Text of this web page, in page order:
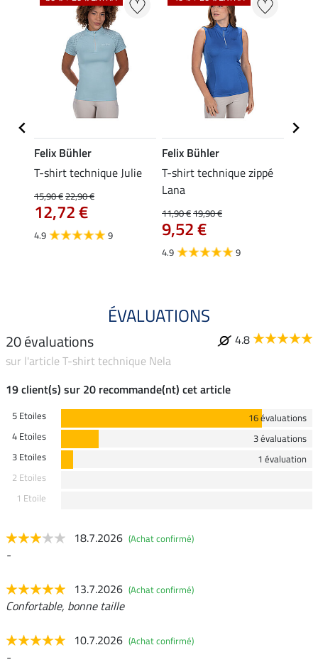
Felix Bühler
T-shirt technique Julie
15,90 €22,90 €
12,72 €
4.9 9
Felix Bühler
T-shirt technique zippé
Lana
11,90 €19,90 €
9,52 €
4.9 9
ÉVALUATIONS
20 évaluations
4.8
sur l'article T-shirt technique Nela
19 client(s) sur 20 recommande(nt) cet article
5 Etoiles
16 évaluations
4 Etoiles
3 évaluations
3 Etoiles
1 évaluation
2 Etoiles
1 Etoile
18.7.2026 (Achat confirmé)
-
13.7.2026 (Achat confirmé)
Confortable, bonne taille
10.7.2026 (Achat confirmé)
-